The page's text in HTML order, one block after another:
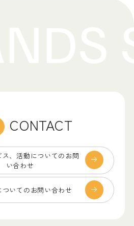
CONTACT
、 活動についてのお問
い合わせ
ついての お問い合わせ